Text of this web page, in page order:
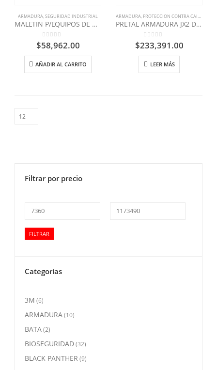
ARMADURA,SEGURIDAD INDUSTRIAL
MALETIN P/EQUIPOS DE ALTURA 25-30-60 M
0 out of 5
$58,962.00
AÑADIR AL CARRITO
ARMADURA, PROTECCION CONTRA CAIDAS
PRETAL ARMADURA JX2 DIELECTRICO CUERDA NYLON
0out of 5
$233,391.00
LEER MÁS
Filtrar por precio
mínimo
máximo
FILTRAR
Categorías
3M (6)
ARMADURA(10)
BATA(2)
BIOSEGURIDAD(32)
BLACK PANTHER (9)